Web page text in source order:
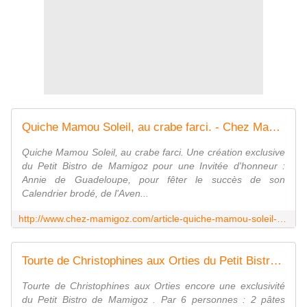
Quiche Mamou Soleil, au crabe farci. - Chez Mamigoz
Quiche Mamou Soleil, au crabe farci. Une création exclusive
du Petit Bistro de Mamigoz pour une Invitée d'honneur :
Annie de Guadeloupe, pour fêter le succès de son
Calendrier brodé, de l'Aven...
Tourte de Christophines aux Orties du Petit Bistro de Mamigoz - Chez Mamigoz
Tourte de Christophines aux Orties encore une exclusivité
du Petit Bistro de Mamigoz . Par 6 personnes : 2 pâtes